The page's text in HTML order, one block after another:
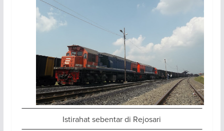
Istirahat sebentar di Rejosari